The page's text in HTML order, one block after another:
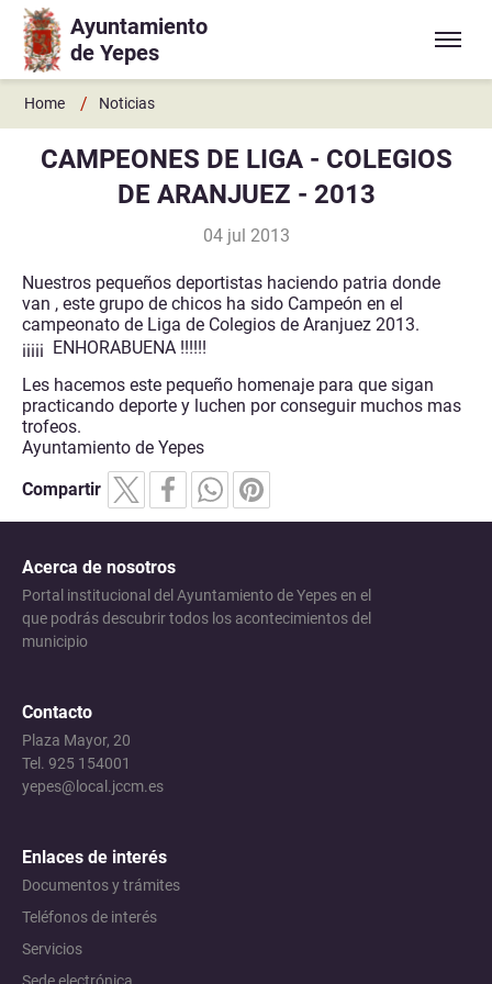
Ir a contenido principal
Ayuntamiento
de Yepes
Home / Noticias
CAMPEONES DE LIGA - COLEGIOS
DE ARANJUEZ - 2013
04 jul 2013
Nuestros pequeños deportistas haciendo patria donde
van , este grupo de chicos ha sido Campeón en el
campeonato de Liga de Colegios de Aranjuez 2013.
¡¡¡¡¡ ENHORABUENA !!!!!!
Les hacemos este pequeño homenaje para que sigan
practicando deporte y luchen por conseguir muchos mas
trofeos.
Ayuntamiento de Yepes
Compartir
Acerca de nosotros
Portal institucional del Ayuntamiento de Yepes en el
que podrás descubrir todos los acontecimientos del
municipio
Contacto
Plaza Mayor, 20
Tel. 925 154001
yepes@local.jccm.es
Enlaces de interés
Documentos y trámites
Teléfonos de interés
Servicios